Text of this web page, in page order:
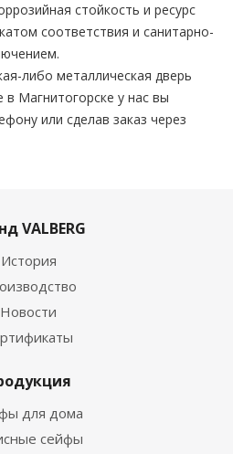
стойкость и ресурс
соответствия и санитарно-
либо металлическая дверь
в Магнитогорске у нас вы
или сделав заказ через
VALBERG
История
Новости
для дома
сейфы